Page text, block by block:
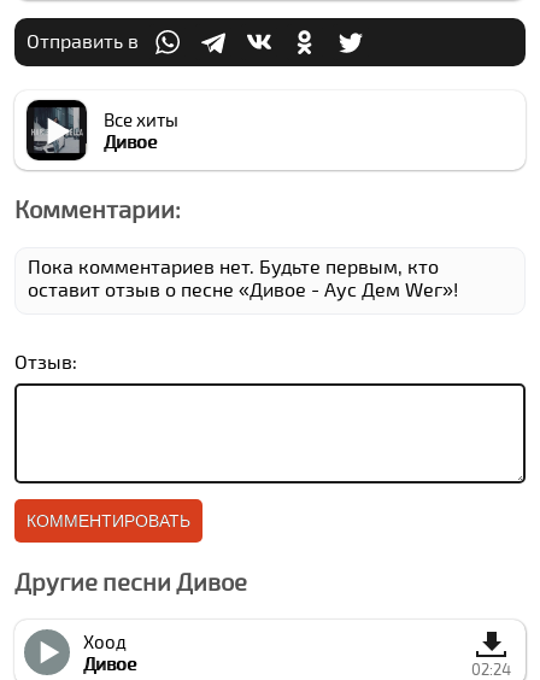
Отправить в
Все хиты
Дивое
Комментарии:
Пока комментариев нет. Будьте первым, кто
оставит отзыв о песне «Дивое - Аус Дем Wег»!
Отзыв:
Другие песни Дивое
Хоод
Дивое
02:24